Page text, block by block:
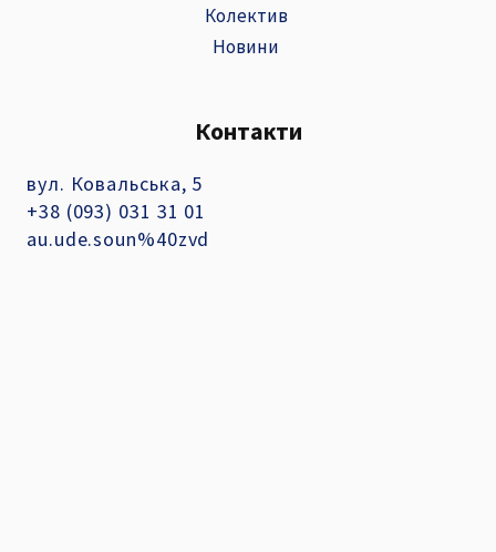
Колектив
Новини
Контакти
вул. Ковальська, 5
+38 (093) 031 31 01
au.ude.soun%40zvd